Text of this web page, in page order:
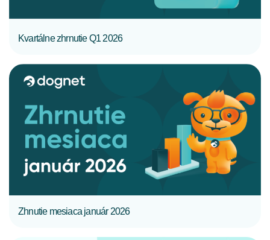
Kvartálne zhrnutie Q1 2026
Zhnutie mesiaca január 2026